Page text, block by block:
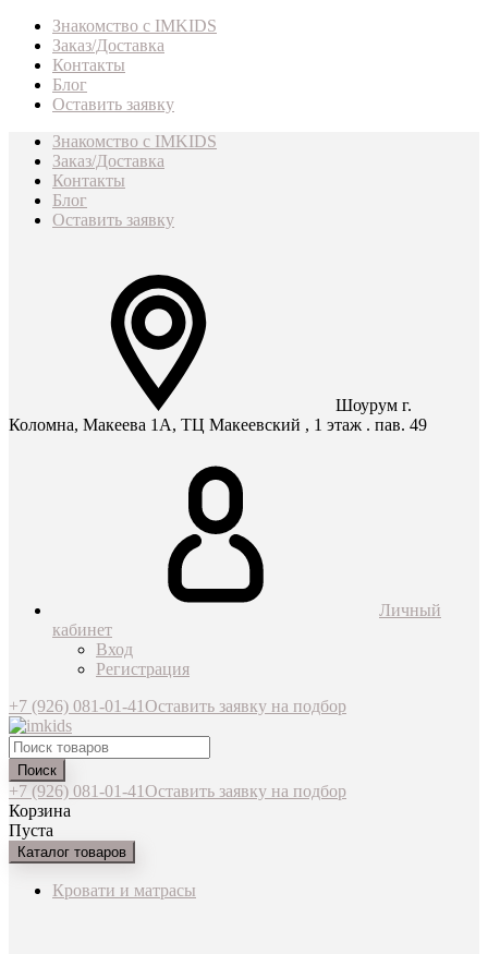
Знакомство с IMKIDS
Заказ/Доставка
Контакты
Блог
Оставить заявку
Знакомство с IMKIDS
Заказ/Доставка
Контакты
Блог
Оставить заявку
Шоурум г.
Коломна, Макеева 1А, ТЦ Макеевский , 1 этаж . пав. 49
Личный
кабинет
Вход
Регистрация
+7 (926) 081-01-41Оставить заявку на подбор
Поиск
+7 (926) 081-01-41Оставить заявку на подбор
Корзина
Пуста
Каталог товаров
Кровати и матрасы